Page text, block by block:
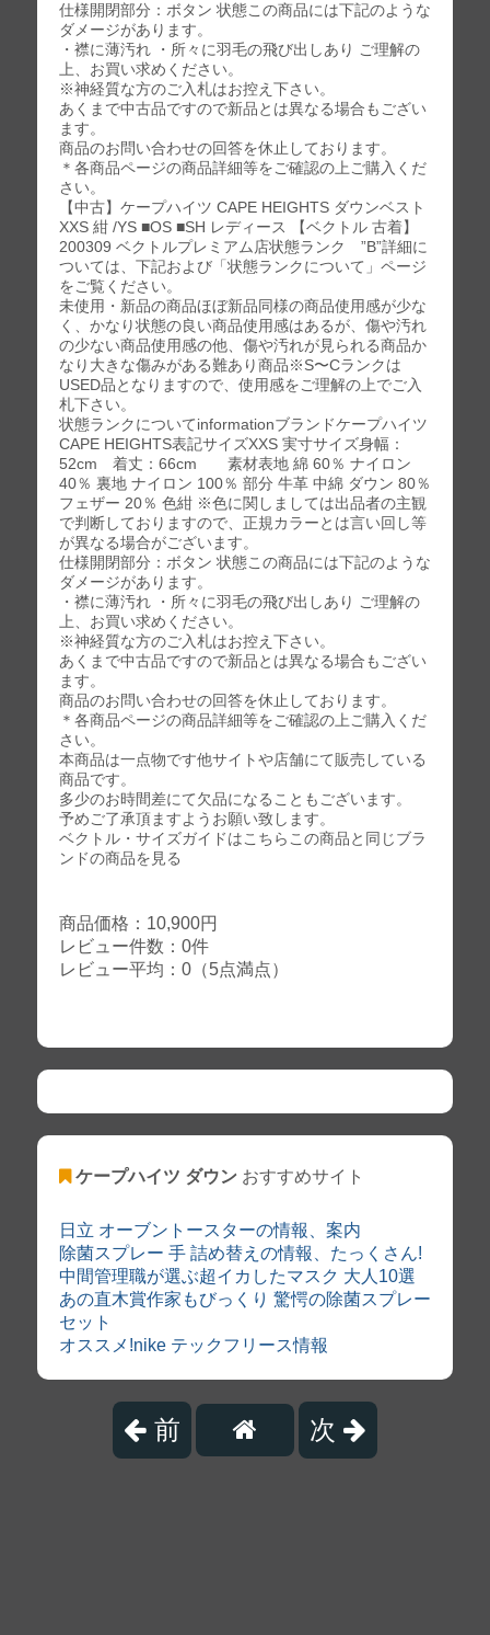
仕様開閉部分：ボタン 状態この商品には下記のような
ダメージがあります。
・襟に薄汚れ ・所々に羽毛の飛び出しあり ご理解の
上、お買い求めください。
※神経質な方のご入札はお控え下さい。
あくまで中古品ですので新品とは異なる場合もござい
ます。
商品のお問い合わせの回答を休止しております。
＊各商品ページの商品詳細等をご確認の上ご購入くだ
さい。
【中古】ケープハイツ CAPE HEIGHTS ダウンベスト
XXS 紺 /YS ■OS ■SH レディース 【ベクトル 古着】
200309 ベクトルプレミアム店状態ランク ”B”詳細に
ついては、下記および「状態ランクについて」ページ
をご覧ください。
未使用・新品の商品ほぼ新品同様の商品使用感が少な
く、かなり状態の良い商品使用感はあるが、傷や汚れ
の少ない商品使用感の他、傷や汚れが見られる商品か
なり大きな傷みがある難あり商品※S〜Cランクは
USED品となりますので、使用感をご理解の上でご入
札下さい。
状態ランクについてinformationブランドケープハイツ
CAPE HEIGHTS表記サイズXXS 実寸サイズ身幅：
52cm 着丈：66cm 素材表地 綿 60％ ナイロン
40％ 裏地 ナイロン 100％ 部分 牛革 中綿 ダウン 80％
フェザー 20％ 色紺 ※色に関しましては出品者の主観
で判断しておりますので、正規カラーとは言い回し等
が異なる場合がございます。
仕様開閉部分：ボタン 状態この商品には下記のような
ダメージがあります。
・襟に薄汚れ ・所々に羽毛の飛び出しあり ご理解の
上、お買い求めください。
※神経質な方のご入札はお控え下さい。
あくまで中古品ですので新品とは異なる場合もござい
ます。
商品のお問い合わせの回答を休止しております。
＊各商品ページの商品詳細等をご確認の上ご購入くだ
さい。
本商品は一点物です他サイトや店舗にて販売している
商品です。
多少のお時間差にて欠品になることもございます。
予めご了承頂ますようお願い致します。
ベクトル・サイズガイドはこちらこの商品と同じブラ
ンドの商品を見る
商品価格：10,900円
レビュー件数：0件
レビュー平均：0（5点満点）
ケープハイツ ダウンおすすめサイト
日立 オーブントースターの情報、案内
除菌スプレー 手 詰め替えの情報、たっくさん!
中間管理職が選ぶ超イカしたマスク 大人10選
あの直木賞作家もびっくり 驚愕の除菌スプレー
セット
オススメ!nike テックフリース情報
前 次